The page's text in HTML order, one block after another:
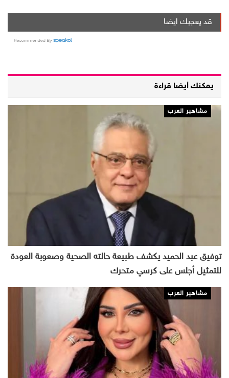
قد يعجبك ايضا
يمكنك أيضا قراءة
مشاهير العرب
توفيق عبد الحميد يكشف طبيعة حالته الصحية وصعوبة العودة
للتمثيل أجلس على كرسي متحرك
مشاهير العرب